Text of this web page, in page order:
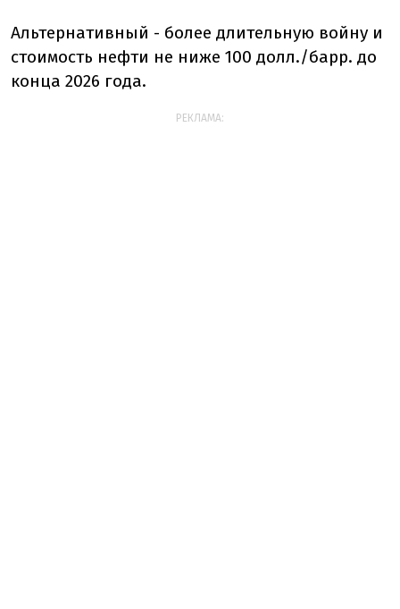
Альтернативный - более длительную войну и
стоимость нефти не ниже 100 долл./барр. до
конца 2026 года.
РЕКЛАМА: